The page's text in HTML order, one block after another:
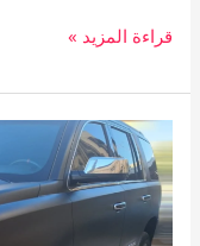
قراءة المزيد »
تاكسي
الكويت